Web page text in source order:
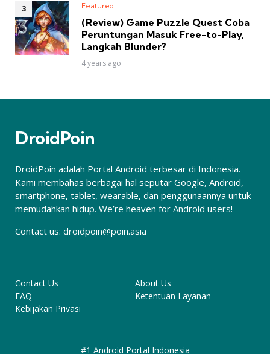
Featured
(Review) Game Puzzle Quest Coba
Peruntungan Masuk Free-to-Play,
Langkah Blunder?
4 years ago
DroidPoin
DroidPoin adalah Portal Android terbesar di Indonesia.
Kami membahas berbagai hal seputar Google, Android,
smartphone, tablet, wearable, dan penggunaannya untuk
memudahkan hidup. We’re heaven for Android users!
Contact us: droidpoin@poin.asia
Contact Us
About Us
FAQ
Ketentuan Layanan
Kebijakan Privasi
#1 Android Portal Indonesia